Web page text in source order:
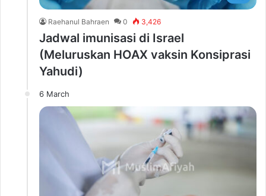
Raehanul Bahraen 0 3,426
Jadwal imunisasi di Israel
(Meluruskan HOAX vaksin Konsiprasi
Yahudi)
6 March